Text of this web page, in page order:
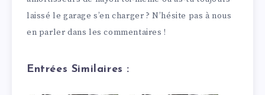
laissé le garage s’en charger ? N’hésite pas à nous
en parler dans les commentaires !
Entrées Similaires :